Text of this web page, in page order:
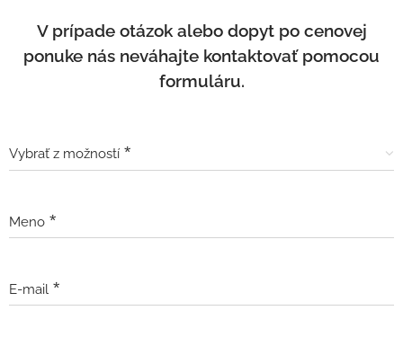
V prípade otázok alebo dopyt po cenovej
ponuke nás neváhajte kontaktovať pomocou
formuláru.
Vybrať z možností
Meno
E-mail